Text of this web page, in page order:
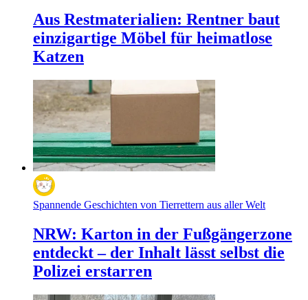
Aus Restmaterialien: Rentner baut
einzigartige Möbel für heimatlose
Katzen
Spannende Geschichten von Tierrettern aus aller Welt
NRW: Karton in der Fußgängerzone
entdeckt – der Inhalt lässt selbst die
Polizei erstarren